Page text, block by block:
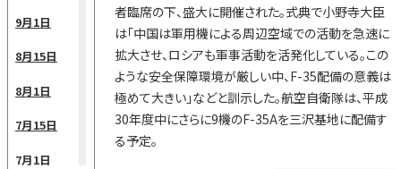
9月1日
8月15日
8月1日
7月15日
7月1日
者臨席の下、盛大に開催された。式典で小野寺大臣
は「中国は軍用機による周辺空域での活動を急速に
拡大させ、ロシアも軍事活動を活発化している。この
ような安全保障環境が厳しい中、F-35配備の意義は
極めて大きい」などと訓示した。航空自衛隊は、平成
30年度中にさらに9機のF-35Aを三沢基地に配備す
る予定。